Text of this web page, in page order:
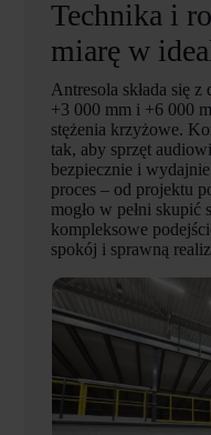
Technika i
miarę w
Antresola składa się
+3 000 mm i +6 000
stężenia krzyżowe.
tak, aby sprzęt
bezpiecznie i
proces – od projektu
mogło w pełni skupić
kompleksowe
spokój i sprawną